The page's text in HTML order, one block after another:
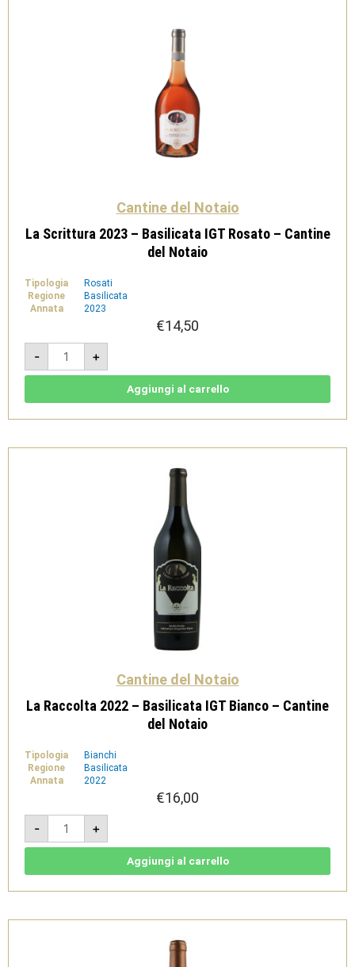
Cantine del Notaio
La Scrittura 2023 – Basilicata IGT Rosato – Cantine
del Notaio
Tipologia
Rosati
Regione
Basilicata
Annata
2023
€14,50
-
La
Scrittura
2023
-
-
Notaio
+
Aggiungi al carrello
Cantine del Notaio
La Raccolta 2022 – Basilicata IGT Bianco – Cantine
del Notaio
Tipologia
Bianchi
Regione
Basilicata
Annata
2022
€16,00
-
La
Raccolta
2022
-
-
Notaio
+
Aggiungi al carrello